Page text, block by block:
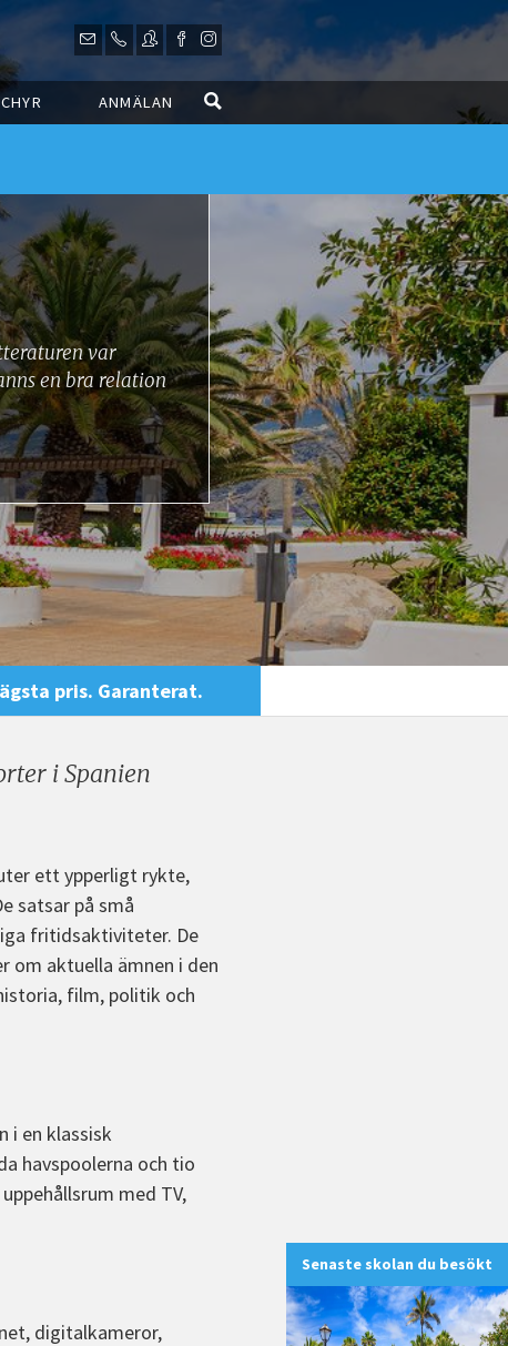
ANMÄLAN
var
en bra relation
pris. Garanterat.
i Spanien
ett ypperligt rykte,
satsar på små
fritidsaktiviteter. De
om aktuella ämnen i den
film, politik och
i en klassisk
havspoolerna och tio
med TV,
digitalkameror,
Senaste skolan du besökt